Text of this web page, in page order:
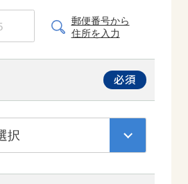
郵便番号から
住所を入力